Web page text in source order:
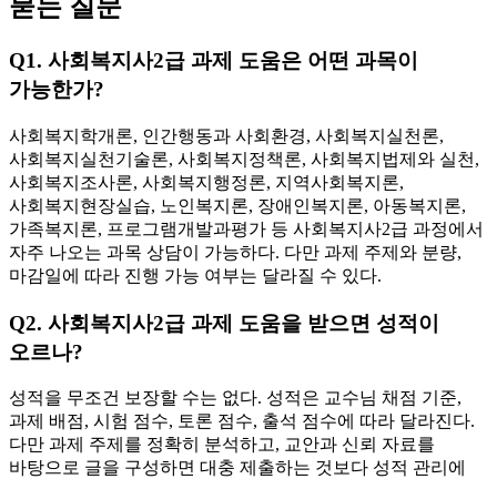
묻는 질문
Q1. 사회복지사2급 과제 도움은 어떤 과목이
가능한가?
사회복지학개론, 인간행동과 사회환경, 사회복지실천론,
사회복지실천기술론, 사회복지정책론, 사회복지법제와 실천,
사회복지조사론, 사회복지행정론, 지역사회복지론,
사회복지현장실습, 노인복지론, 장애인복지론, 아동복지론,
가족복지론, 프로그램개발과평가 등 사회복지사2급 과정에서
자주 나오는 과목 상담이 가능하다. 다만 과제 주제와 분량,
마감일에 따라 진행 가능 여부는 달라질 수 있다.
Q2. 사회복지사2급 과제 도움을 받으면 성적이
오르나?
성적을 무조건 보장할 수는 없다. 성적은 교수님 채점 기준,
과제 배점, 시험 점수, 토론 점수, 출석 점수에 따라 달라진다.
다만 과제 주제를 정확히 분석하고, 교안과 신뢰 자료를
바탕으로 글을 구성하면 대충 제출하는 것보다 성적 관리에